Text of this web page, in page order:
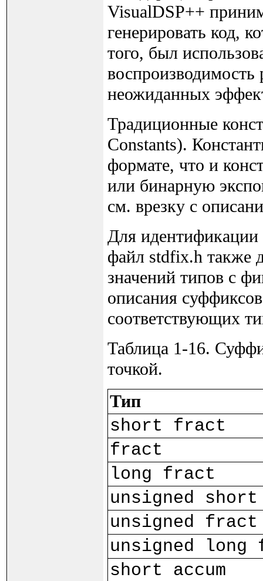
VisualDSP++
генерировать код,
того, был
воспроизводимость
неожиданных
Традиционные
Constants).
формате, что и
или бинарную
см. врезку с
Для идентификации
файл stdfix.h также
значений типов с
описания
соответствующих
Таблица 1-16.
точкой.
Тип
short fract
fract
long fract
unsigned
unsigned fract
unsigned long
short accum